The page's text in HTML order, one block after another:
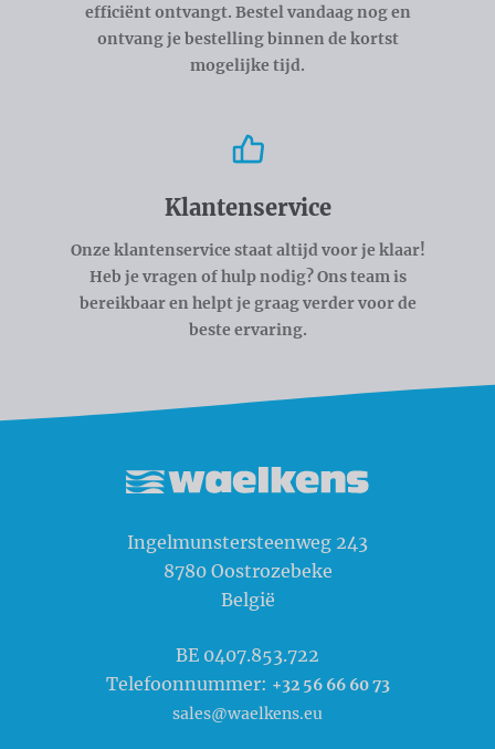
efficiënt ontvangt. Bestel vandaag nog en
ontvang je bestelling binnen de kortst
mogelijke tijd.
Klantenservice
Onze klantenservice staat altijd voor je klaar!
Heb je vragen of hulp nodig? Ons team is
bereikbaar en helpt je graag verder voor de
beste ervaring.
Ingelmunstersteenweg 243
8780 Oostrozebeke
België
BE 0407.853.722
Telefoonnummer: +32 56 66 60 73
sales@waelkens.eu